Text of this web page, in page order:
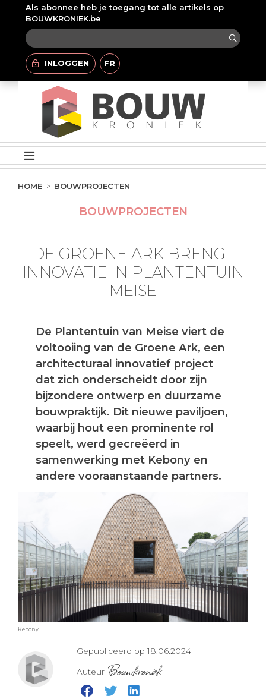
Als abonnee heb je toegang tot alle artikels op
BOUWKRONIEK.be
INLOGGEN FR
HOME BOUWPROJECTEN
BOUWPROJECTEN
DE GROENE ARK BRENGT
INNOVATIE IN PLANTENTUIN
MEISE
De Plantentuin van Meise viert de
voltooiing van de Groene Ark, een
architecturaal innovatief project
dat zich onderscheidt door zijn
bijzondere ontwerp en duurzame
bouwpraktijk. Dit nieuwe paviljoen,
waarbij hout een prominente rol
speelt, werd gecreëerd in
samenwerking met Kebony en
andere vooraanstaande partners.
Kebony
Gepubliceerd op 18.06.2024
Auteur Bouwkroniek